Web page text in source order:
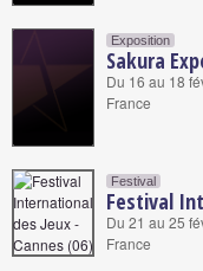
Exposition
Sakura
Du 16 au 18
France
Festival
Festival
Du 21 au 25
France